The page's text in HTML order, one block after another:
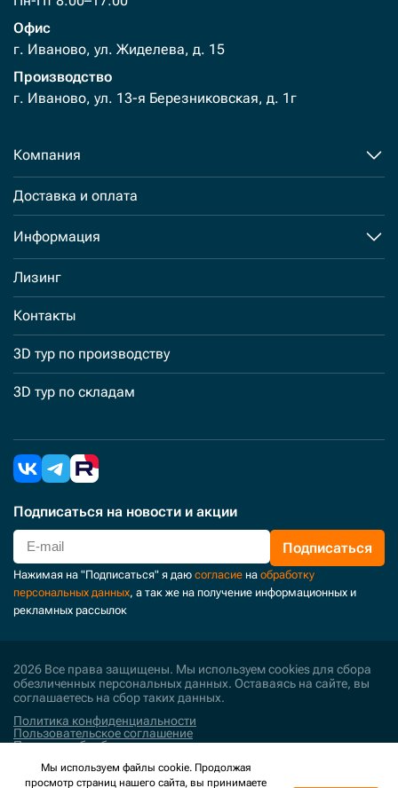
Офис
г. Иваново, ул. Жиделева, д. 15
Производство
г. Иваново, ул. 13-я Березниковская, д. 1г
Компания
Доставка и оплата
Информация
Лизинг
Контакты
3D тур по производству
3D тур по складам
Подписаться на новости и акции
Подписаться
Нажимая на "Подписаться" я даю согласие на обработку
персональных данных, а так же на получение информационных и
рекламных рассылок
2026 Все права защищены. Мы используем cookies для сбора
обезличенных персональных данных. Оставаясь на сайте, вы
соглашаетесь на сбор таких данных.
Политика конфиденциальности
Пользовательское соглашение
Политика обработки персональных данных
Поддержка и развитие
Мы используем файлы cookie. Продолжая
просмотр страниц нашего сайта, вы принимаете